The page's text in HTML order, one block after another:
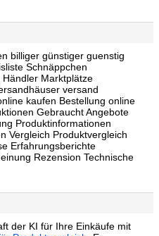
billiger günstiger guenstig
Schnäppchen
Marktplätze
versand
kaufen Bestellung online
Gebraucht Angebote
Produktinformationen
Vergleich Produktvergleich
Erfahrungsberichte
Rezension Technische
der KI für Ihre Einkäufe mit